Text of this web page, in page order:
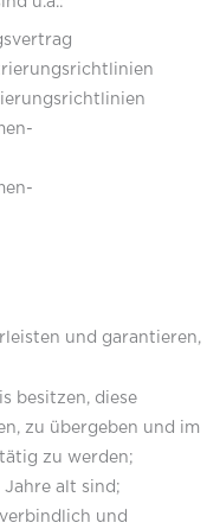
und garantieren,
besitzen, diese
zu übergeben und im
zu werden;
Jahre alt sind;
und